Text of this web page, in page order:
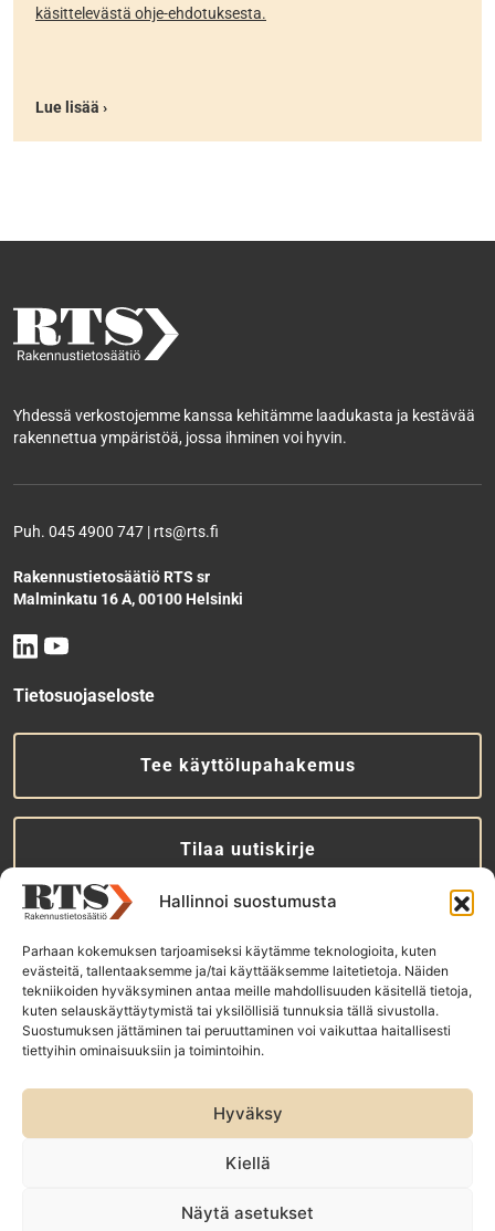
Hallinnoi suostumusta
Parhaan kokemuksen tarjoamiseksi käytämme teknologioita, kuten
evästeitä, tallentaaksemme ja/tai käyttääksemme laitetietoja. Näiden
tekniikoiden hyväksyminen antaa meille mahdollisuuden käsitellä tietoja,
kuten selauskäyttäytymistä tai yksilöllisiä tunnuksia tällä sivustolla.
Suostumuksen jättäminen tai peruuttaminen voi vaikuttaa haitallisesti
tiettyihin ominaisuuksiin ja toimintoihin.
Hyväksy
Kiellä
Näytä asetukset
käsittelevästä ohje-ehdotuksesta.
Lue lisää ›
Yhdessä verkostojemme kanssa kehitämme laadukasta ja kestävää
rakennettua ympäristöä, jossa ihminen voi hyvin.
Puh. 045 4900 747 | rts@rts.fi
Rakennustietosäätiö RTS sr
Malminkatu 16 A, 00100 Helsinki
Tietosuojaseloste
Tee käyttölupahakemus
Tilaa uutiskirje
RTS-konsernin yhtiöt:
Rakennustieto Oy
Rakennustietomalli Oy
ET Infokeskuse AS